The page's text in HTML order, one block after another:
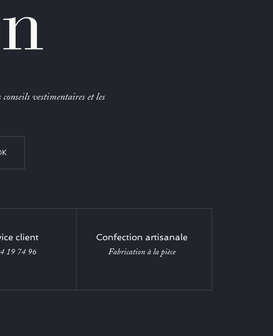
vestimentaires et les
client
19 74 96
Confection artisanale
Fabrication à la pièce